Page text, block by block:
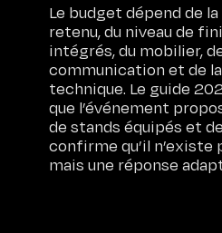
Le budget dépend de
retenu, du niveau de
intégrés, du mobilier,
communication et de
technique. Le guide
que l’événement
de stands équipés et
confirme qu’il n’existe
mais une réponse